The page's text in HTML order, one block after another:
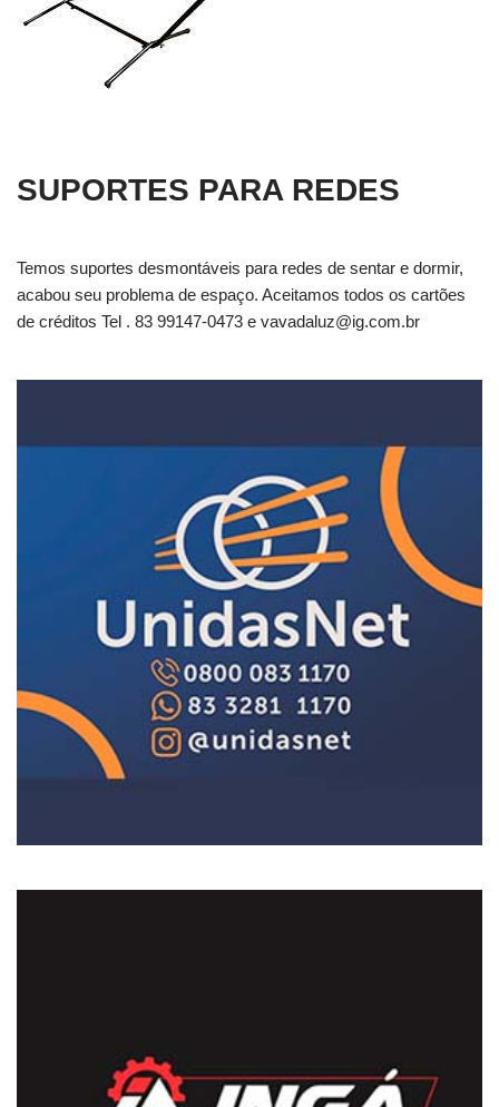
SUPORTES PARA REDES
Temos suportes desmontáveis para redes de sentar e dormir,
acabou seu problema de espaço. Aceitamos todos os cartões
de créditos Tel . 83 99147-0473 e vavadaluz@ig.com.br